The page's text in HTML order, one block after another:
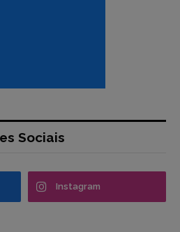
Sociais
Instagram